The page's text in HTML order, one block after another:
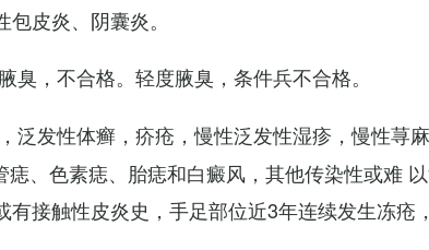
包皮炎、阴囊炎。
臭，不合格。轻度腋臭，条件兵不合格。
泛发性体癣，疥疮，慢性泛发性湿疹，慢性荨
、色素痣、胎痣和白癜风，其他传染性或难
有接触性皮炎史，手足部位近3年连续发生冻疮